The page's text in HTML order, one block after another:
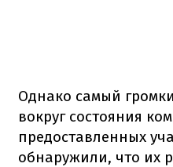
Однако самый
вокруг состояния
предоставленных
обнаружили, что их